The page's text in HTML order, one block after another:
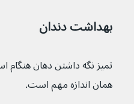
بهداشت دندان
تمیز نگه داشتن دهان هنگام
همان اندازه مهم است.